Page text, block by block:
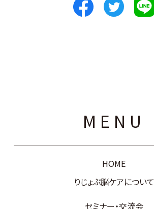
MENU
HOME
りじょぶ脳ケアについて
セミナー・交流会